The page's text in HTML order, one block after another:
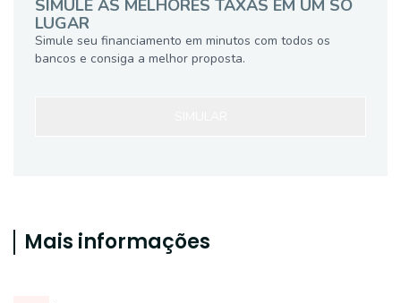
SIMULE AS MELHORES TAXAS EM UM SÓ
LUGAR
Simule seu financiamento em minutos com todos os
bancos e consiga a melhor proposta.
Mais informações